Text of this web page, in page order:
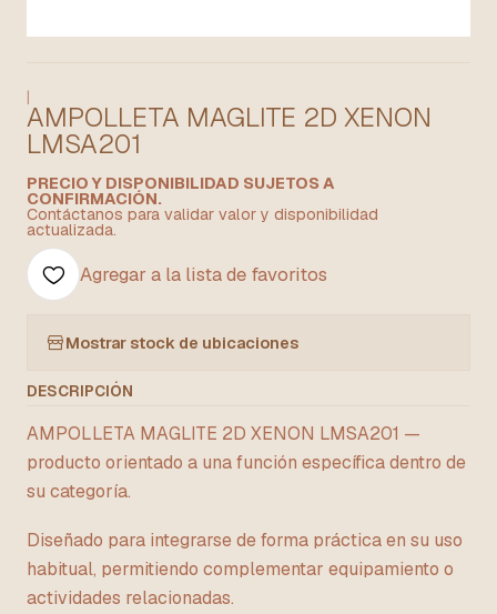
|
AMPOLLETA MAGLITE 2D XENON
LMSA201
PRECIO Y DISPONIBILIDAD SUJETOS A
CONFIRMACIÓN.
Contáctanos para validar valor y disponibilidad
actualizada.
Agregar a la lista de favoritos
Mostrar stock de ubicaciones
DESCRIPCIÓN
AMPOLLETA MAGLITE 2D XENON LMSA201 —
producto orientado a una función específica dentro de
su categoría.
Diseñado para integrarse de forma práctica en su uso
habitual, permitiendo complementar equipamiento o
actividades relacionadas.